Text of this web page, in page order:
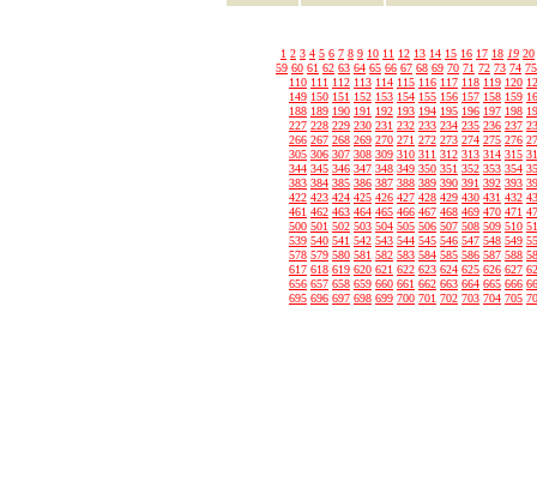
1 2 3 4 5 6 7 8 9 10 11 12 13 14 15 16 17 18 19 20
59 60 61 62 63 64 65 66 67 68 69 70 71 72 73 74 75
110 111 112 113 114 115 116 117 118 119 120
149 150 151 152 153 154 155 156 157 158 159
188 189 190 191 192 193 194 195 196 197 198
227 228 229 230 231 232 233 234 235 236 237
266 267 268 269 270 271 272 273 274 275 276
305 306 307 308 309 310 311 312 313 314 315
344 345 346 347 348 349 350 351 352 353 354
383 384 385 386 387 388 389 390 391 392 393
422 423 424 425 426 427 428 429 430 431 432
461 462 463 464 465 466 467 468 469 470 471
500 501 502 503 504 505 506 507 508 509 510
539 540 541 542 543 544 545 546 547 548 549
578 579 580 581 582 583 584 585 586 587 588
617 618 619 620 621 622 623 624 625 626 627
656 657 658 659 660 661 662 663 664 665 666
695 696 697 698 699 700 701 702 703 704 705